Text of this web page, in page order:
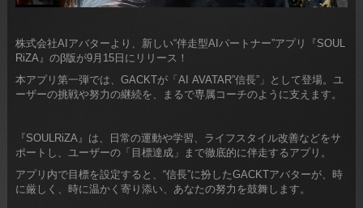
株式会社AIアバターより、新しい“伴走型AIパートナー”アプリ『SOUL
RiZA』のβ版が9月15日にリリース！
本アプリ第一弾では、GACKTが「AI AVATAR”信長”」として登場。ユ
ーザーの挑戦や努力の継続を、まるで専属コーチのように支えます。
『SOULRiZA』は、日常の運動や学習、ライフスタイル改善などをサ
ポートし、ユーザーの「目標達成」まで徹底的に伴走するアプリ。
アプリ内で目標を設定すると、“信長”に扮したGACKTアバターが、時
に厳しく、時に温かく寄り添い、あなたの努力を鼓舞します。